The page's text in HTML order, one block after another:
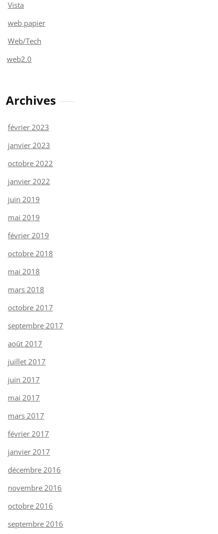
Vista
web papier
Web/Tech
web2.0
Archives
février 2023
janvier 2023
octobre 2022
janvier 2022
juin 2019
mai 2019
février 2019
octobre 2018
mai 2018
mars 2018
octobre 2017
septembre 2017
août 2017
juillet 2017
juin 2017
mai 2017
mars 2017
février 2017
janvier 2017
décembre 2016
novembre 2016
octobre 2016
septembre 2016